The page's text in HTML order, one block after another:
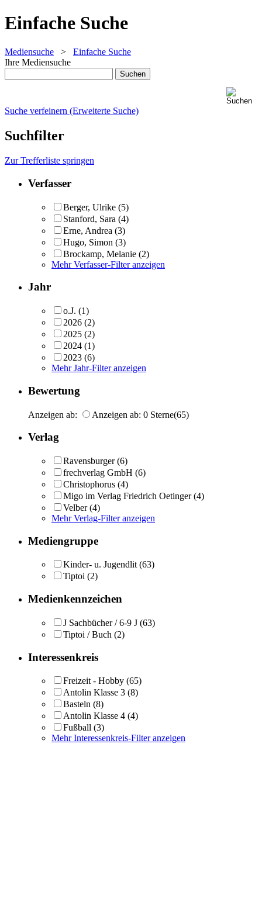
Einfache Suche
Mediensuche > Einfache Suche
Ihre Mediensuche
Suche verfeinern (Erweiterte Suche)
Suchfilter
Zur Trefferliste springen
Verfasser
Berger, Ulrike (5)
Stanford, Sara (4)
Erne, Andrea (3)
Hugo, Simon (3)
Brockamp, Melanie (2)
Mehr Verfasser-Filter anzeigen
Jahr
o.J. (1)
2026 (2)
2025 (2)
2024 (1)
2023 (6)
Mehr Jahr-Filter anzeigen
Bewertung
Anzeigen ab: Anzeigen ab: 0 Sterne(65)
Verlag
Ravensburger (6)
frechverlag GmbH (6)
Christophorus (4)
Migo im Verlag Friedrich Oetinger (4)
Velber (4)
Mehr Verlag-Filter anzeigen
Mediengruppe
Kinder- u. Jugendlit (63)
Tiptoi (2)
Medienkennzeichen
J Sachbücher / 6-9 J (63)
Tiptoi / Buch (2)
Interessenkreis
Freizeit - Hobby (65)
Antolin Klasse 3 (8)
Basteln (8)
Antolin Klasse 4 (4)
Fußball (3)
Mehr Interessenkreis-Filter anzeigen